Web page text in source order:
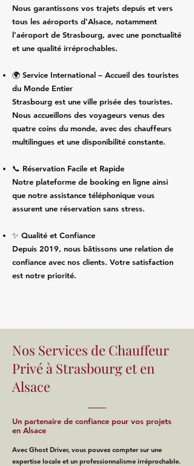
Nous garantissons vos trajets depuis et vers
tous les aéroports d'Alsace, notamment
l’aéroport de Strasbourg, avec une ponctualité
et une qualité irréprochables.
🌍 Service International – Accueil des touristes
du Monde Entier
Strasbourg est une ville prisée des touristes.
Nous accueillons des voyageurs venus des
quatre coins du monde, avec des chauffeurs
multilingues et une disponibilité constante.
📞 Réservation Facile et Rapide
Notre plateforme de booking en ligne ainsi
que notre assistance téléphonique vous
assurent une réservation sans stress.
✨ Qualité et Confiance
Depuis 2019, nous bâtissons une relation de
confiance avec nos clients. Votre satisfaction
est notre priorité.
Nos Services de Chauffeur
Privé à Strasbourg et en
Alsace
Un partenaire de confiance pour vos projets
en Alsace
Avec Ghost Driver, vous pouvez compter sur une
expertise locale et un professionnalisme irréprochable.